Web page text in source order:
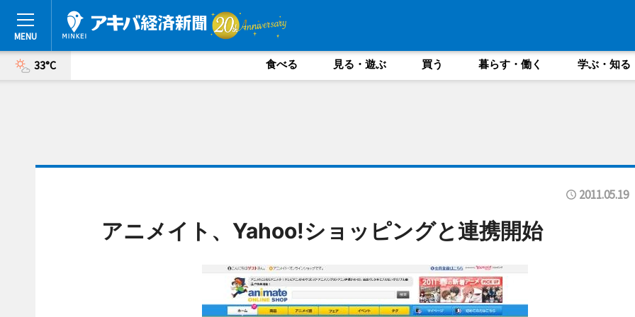
33°C 食べる 見る・遊ぶ 買う 暮らす・働く 学ぶ・知る
2011.05.19
アニメイト、Yahoo!ショッピングと連携開始